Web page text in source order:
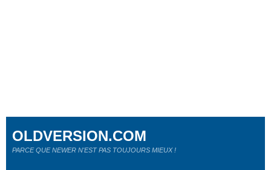
OLDVERSION.COM
PARCE QUE NEWER N'EST PAS TOUJOURS MIEUX !